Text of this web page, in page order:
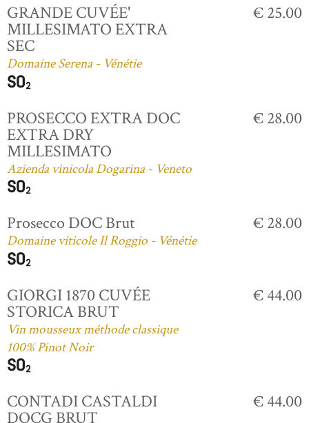
GRANDE CUVÉE'
MILLESIMATO EXTRA
SEC
Domaine Serena - Vénétie
€ 25.00
PROSECCO EXTRA DOC
EXTRA DRY
MILLESIMATO
Azienda vinicola Dogarina - Veneto
€ 28.00
Prosecco DOC Brut
Domaine viticole Il Roggio - Vénétie
€ 28.00
GIORGI 1870 CUVÉE
STORICA BRUT
Vin mousseux méthode classique
100% Pinot Noir
€ 44.00
CONTADI CASTALDI
DOCG BRUT
€ 44.00